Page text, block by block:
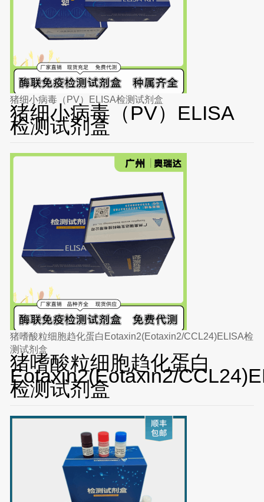
猪细小病毒（PV）ELISA检测试剂盒
猪细小病毒（PV）ELISA
检测试剂盒
猪嗜酸粒细胞趋化蛋白Eotaxin2(Eotaxin2/CCL24)ELISA检
测试剂盒
猪嗜酸粒细胞趋化蛋白
Eotaxin2(Eotaxin2/
检测试剂盒